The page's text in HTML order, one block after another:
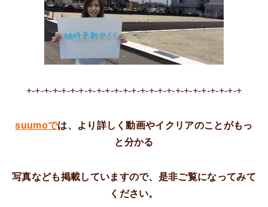
+-+-+-+-+-+-+-+-+-+-+-+-+-+-+-+-+-+-+-+-+-+-+-+-+
suumoでは、より詳しく動画やイクリアのことがもっ
と分かる
写真なども掲載していますので、是非ご覧になってみて
ください。